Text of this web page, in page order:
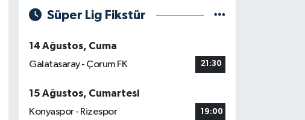
Süper Lig Fikstür
14 Ağustos, Cuma
Galatasaray - Çorum FK
21:30
15 Ağustos, Cumartesi
Konyaspor - Rizespor
19:00